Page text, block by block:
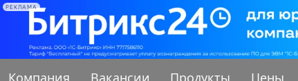
РЕКЛАМА
Компания Вакансии Продукты Цены